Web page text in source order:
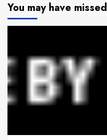
You may have missed